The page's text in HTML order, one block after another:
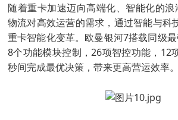
随着重卡加速迈向高端化、智能化的
物流对高效运营的需求，通过智能与科
重卡智能化变革。欧曼银河7搭载同级
8个功能模块控制，26项智控功能，12
秒间完成最优决策，带来更高营运效率。